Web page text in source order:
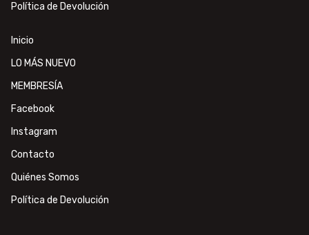
Política de Devolución
Inicio
LO MÁS NUEVO
MEMBRESÍA
Facebook
Instagram
Contacto
Quiénes Somos
Política de Devolución